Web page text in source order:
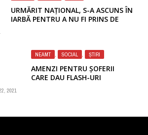
URMĂRIT NAȚIONAL, S-A ASCUNS ÎN
IARBĂ PENTRU A NU FI PRINS DE
NEAMT , SOCIAL , ȘTIRI
AMENZI PENTRU ȘOFERII
CARE DAU FLASH-URI
2021